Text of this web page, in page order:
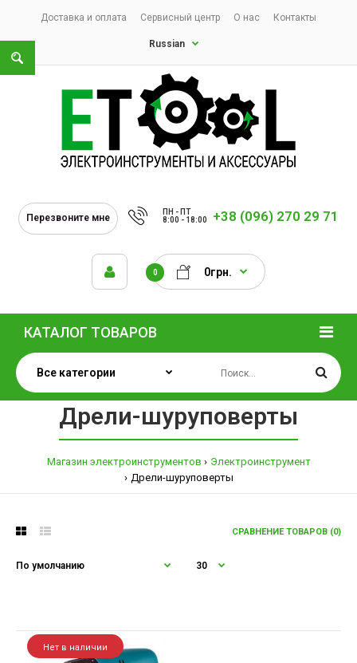
Доставка и оплата Сервисный центр О нас Контакты
Russian
Перезвоните мне
ПН - ПТ
8:00 - 18:00
+38 (096) 270 29 71
0 0грн.
КАТАЛОГ ТОВАРОВ
Дрели-шуруповерты
Магазин электроинструментов
Электроинструмент
Дрели-шуруповерты
СРАВНЕНИЕ ТОВАРОВ (0)
Нет в наличии